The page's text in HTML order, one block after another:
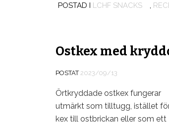
POSTAD I LCHF SNACKS ,
Ostkex med
POSTAT 2023/09/13
Örtkryddade ostkex fungerar
utmärkt som tilltugg, istället
kex till ostbrickan eller som ett